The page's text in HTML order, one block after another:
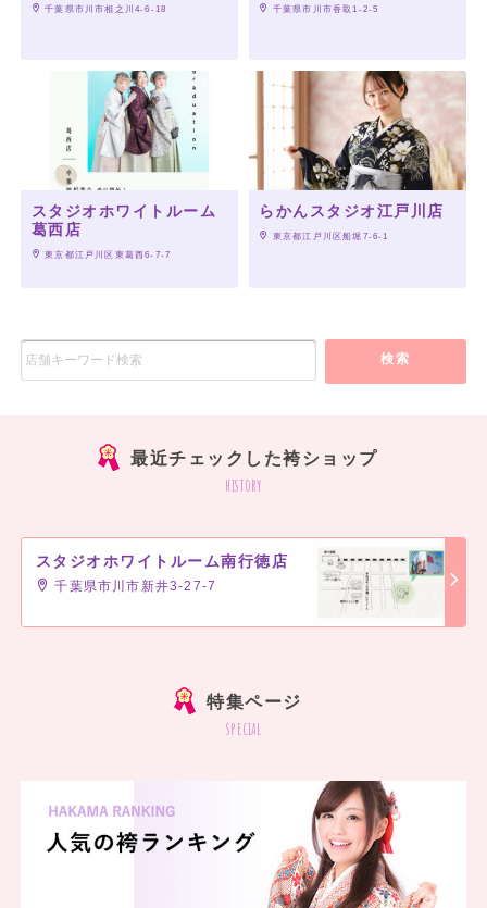
千葉県市川市相之川4-6-18 千葉県市川市香取1-2-5
スタジオホワイトルーム
葛西店
東京都江戸川区東葛西6-7-7
らかんスタジオ江戸川店
東京都江戸川区船堀7-6-1
検索
最近チェックした袴ショップ
history
スタジオホワイトルーム南行徳店
千葉県市川市新井3-27-7
特集ページ
special